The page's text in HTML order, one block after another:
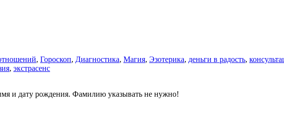
, Гороскоп, Диагностика, Магия, Эзотерика, деньги в радость,
, экстрасенс
и дату рождения. Фамилию указывать не нужно!